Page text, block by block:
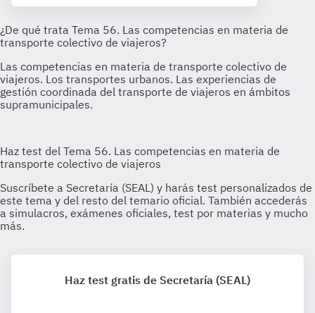
Haz test gratis de Secretaría (SEAL)